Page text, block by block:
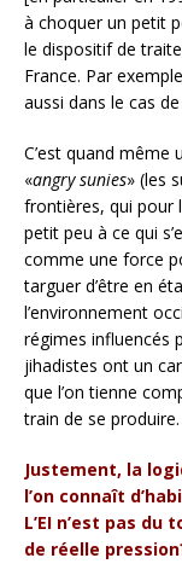
à choquer un petit
le dispositif de
France. Par
aussi dans le cas
C’est quand même
«angry sunies» (les
frontières, qui pour
petit peu à ce qui
comme une force
targuer d’être en
l’environnement
régimes influencés
jihadistes ont un
que l’on tienne
train de se produire.
Justement, la
l’on connaît
L’EI n’est pas
de réelle